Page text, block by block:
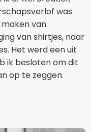
was
van
van shirtjes, naar
Het werd een uit
ik besloten om dit
op te zeggen.